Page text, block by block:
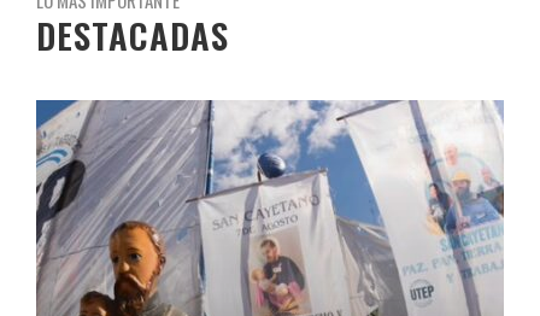
DESTACADAS